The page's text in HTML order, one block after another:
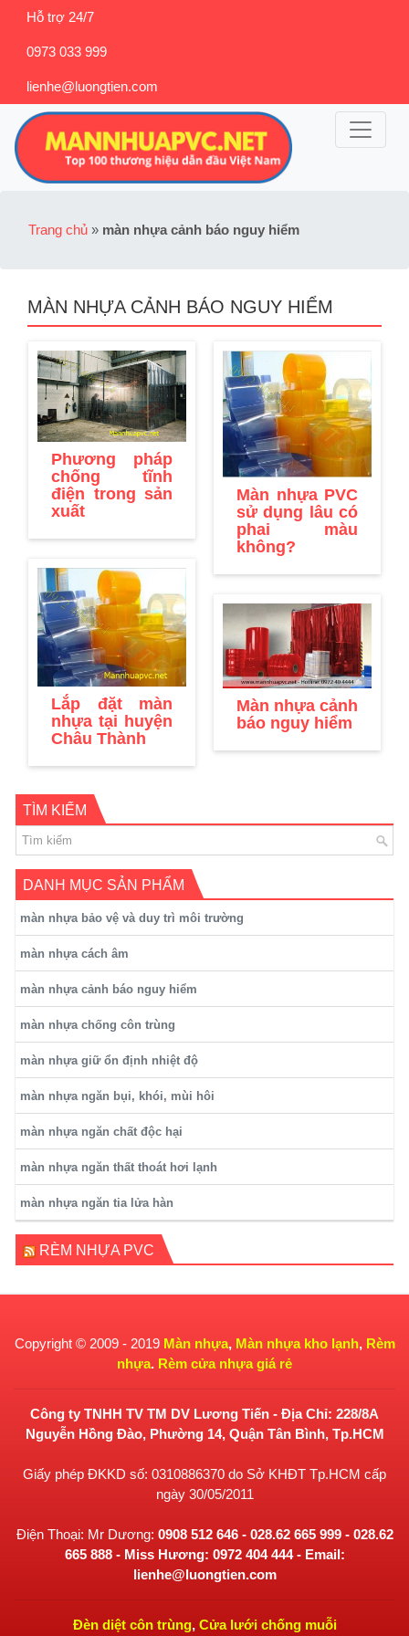
Hỗ trợ 24/7
0973 033 999
lienhe@luongtien.com
Trang chủ » màn nhựa cảnh báo nguy hiểm
MÀN NHỰA CẢNH BÁO NGUY HIỂM
Phương pháp
chống tĩnh
điện trong sản
xuất
Màn nhựa PVC
sử dụng lâu có
phai màu
không?
Lắp đặt màn
nhựa tại huyện
Châu Thành
Màn nhựa cảnh
báo nguy hiểm
TÌM KIẾM
DANH MỤC SẢN PHẨM
màn nhựa bảo vệ và duy trì môi trường
màn nhựa cách âm
màn nhựa cảnh báo nguy hiểm
màn nhựa chống côn trùng
màn nhựa giữ ổn định nhiệt độ
màn nhựa ngăn bụi, khói, mùi hôi
màn nhựa ngăn chất độc hại
màn nhựa ngăn thất thoát hơi lạnh
màn nhựa ngăn tia lửa hàn
RÈM NHỰA PVC
Copyright © 2009 - 2019 Màn nhựa, Màn nhựa kho lạnh, Rèm
nhựa. Rèm cửa nhựa giá rẻ
Công ty TNHH TV TM DV Lương Tiến - Địa Chỉ: 228/8A
Nguyễn Hồng Đào, Phường 14, Quận Tân Bình, Tp.HCM
Giấy phép ĐKKD số: 0310886370 do Sở KHĐT Tp.HCM cấp
ngày 30/05/2011
Điện Thoại: Mr Dương: 0908 512 646 - 028.62 665 999 - 028.62
665 888 - Miss Hương: 0972 404 444 - Email:
lienhe@luongtien.com
Đèn diệt côn trùng, Cửa lưới chống muỗi